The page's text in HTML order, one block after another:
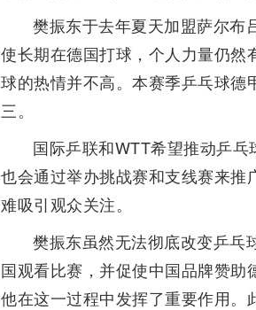
樊振东于去年夏天加盟萨尔布
使长期在德国打球，个人力量仍
球的热情并不高。本赛季乒乓球
三。
国际乒联和WTT希望推动乒
也会通过举办挑战赛和支线赛来
难吸引观众关注。
樊振东虽然无法彻底改变乒乓
国观看比赛，并促使中国品牌赞助
他在这一过程中发挥了重要作用